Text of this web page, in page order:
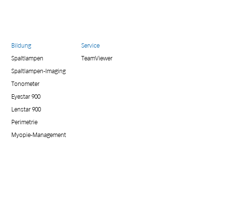
Bildung
Spaltlampen
Spaltlampen-Imaging
Tonometer
Eyestar 900
Lenstar 900
Perimetrie
Myopie-Management
Service
TeamViewer